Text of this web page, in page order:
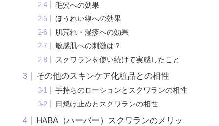
毛穴への効果
ほうれい線への効果
肌荒れ・湿疹への効果
敏感肌への刺激は？
スクワランを使い続けて実感したこと
その他のスキンケア化粧品との相性
手持ちのローションとスクワランの相性
日焼け止めとスクワランの相性
HABA（ハーバー）スクワランのメリッ